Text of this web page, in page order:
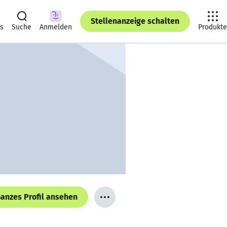
Suche Anmelden
Stellenanzeige schalten
Produkte
Profil ansehen